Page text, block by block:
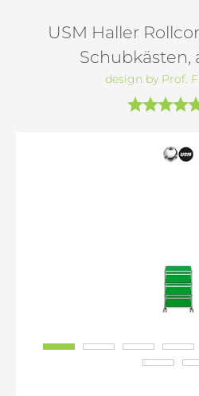
USM Haller
Schubkästen,
design by Prof.